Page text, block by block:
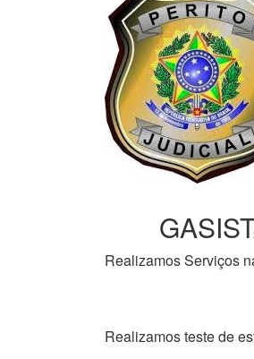
Realizamos Serviços
Realizamos teste de